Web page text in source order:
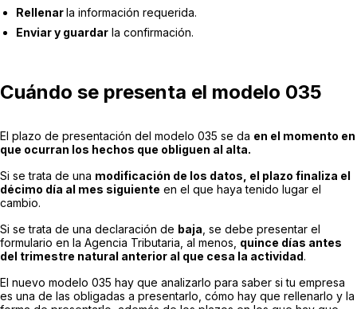
Rellenarla información requerida.
Enviar y guardar la confirmación.
Cuándo se presenta el modelo 035
El plazo de presentación del modelo 035 se da en el momento en
que ocurran los hechos que obliguen al alta.
Si se trata de una modificación de los datos, el plazo finaliza el
décimo día al mes siguiente en el que haya tenido lugar el
cambio.
Si se trata de una declaración de baja , se debe presentar el
formulario en la Agencia Tributaria, al menos, quince días antes
del trimestre natural anterior al que cesa la actividad.
El nuevo modelo 035 hay que analizarlo para saber si tu empresa
es una de las obligadas a presentarlo, cómo hay que rellenarlo y la